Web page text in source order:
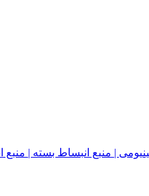
انبساط بسته | منبع انبساط